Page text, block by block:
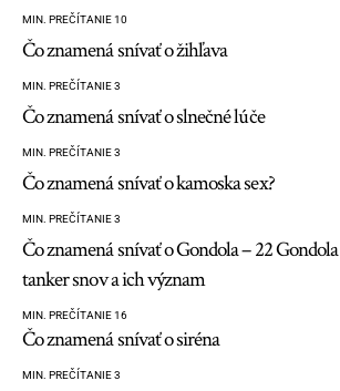
MIN. PREČÍTANIE 10
Čo znamená snívať o žihľava
MIN. PREČÍTANIE 3
Čo znamená snívať o slnečné lúče
MIN. PREČÍTANIE 3
Čo znamená snívať o kamoska sex?
MIN. PREČÍTANIE 3
Čo znamená snívať o Gondola – 22 Gondola
tanker snov a ich význam
MIN. PREČÍTANIE 16
Čo znamená snívať o siréna
MIN. PREČÍTANIE 3